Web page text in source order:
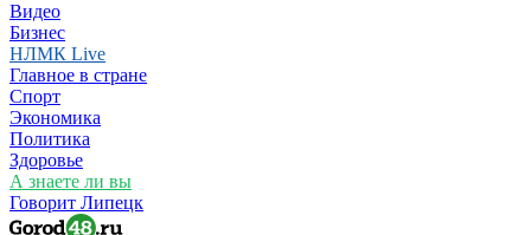
Видео
Бизнес
НЛМК Live
Главное в стране
Спорт
Экономика
Политика
Здоровье
А знаете ли вы
Говорит Липецк